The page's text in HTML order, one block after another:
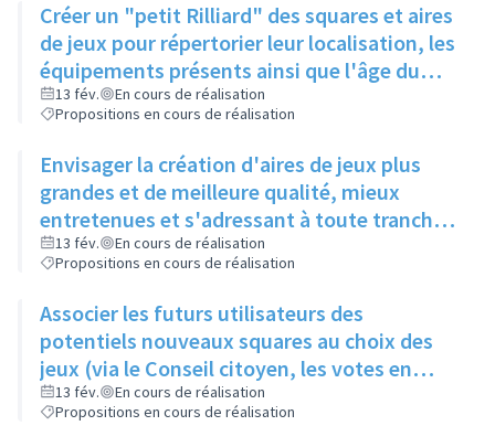
Créer un "petit Rilliard" des squares et aires
de jeux pour répertorier leur localisation, les
équipements présents ainsi que l'âge du
public concerné
13 fév.
En cours de réalisation
Propositions en cours de réalisation
Envisager la création d'aires de jeux plus
grandes et de meilleure qualité, mieux
entretenues et s'adressant à toute tranche
d'âge
13 fév.
En cours de réalisation
Propositions en cours de réalisation
Associer les futurs utilisateurs des
potentiels nouveaux squares au choix des
jeux (via le Conseil citoyen, les votes en
ligne sur le portail famille, ...)
13 fév.
En cours de réalisation
Propositions en cours de réalisation